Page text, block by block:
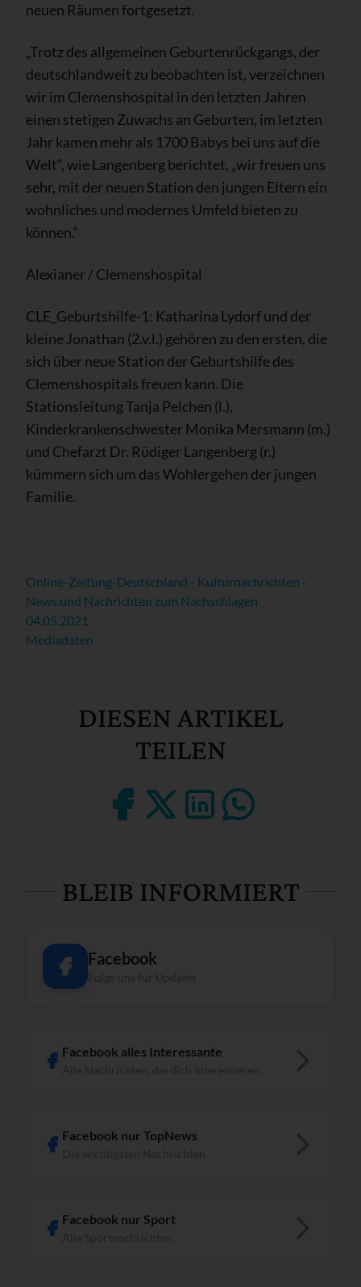
neuen Räumen fortgesetzt.
„Trotz des allgemeinen Geburtenrückgangs, der
deutschlandweit zu beobachten ist, verzeichnen
wir im Clemenshospital in den letzten Jahren
einen stetigen Zuwachs an Geburten, im letzten
Jahr kamen mehr als 1700 Babys bei uns auf die
Welt“, wie Langenberg berichtet, „wir freuen uns
sehr, mit der neuen Station den jungen Eltern ein
wohnliches und modernes Umfeld bieten zu
können.“
Alexianer / Clemenshospital
CLE_Geburtshilfe-1: Katharina Lydorf und der
kleine Jonathan (2.v.l.) gehören zu den ersten, die
sich über neue Station der Geburtshilfe des
Clemenshospitals freuen kann. Die
Stationsleitung Tanja Pelchen (l.),
Kinderkrankenschwester Monika Mersmann (m.)
und Chefarzt Dr. Rüdiger Langenberg (r.)
kümmern sich um das Wohlergehen der jungen
Familie.
Online-Zeitung-Deutschland - Kulturnachrichten -
News und Nachrichten zum Nachschlagen
04.05.2021
Mediadaten
DIESEN ARTIKEL
TEILEN
BLEIB INFORMIERT
Facebook
Facebook alles Interessante
Facebook nur TopNews
Facebook nur Sport